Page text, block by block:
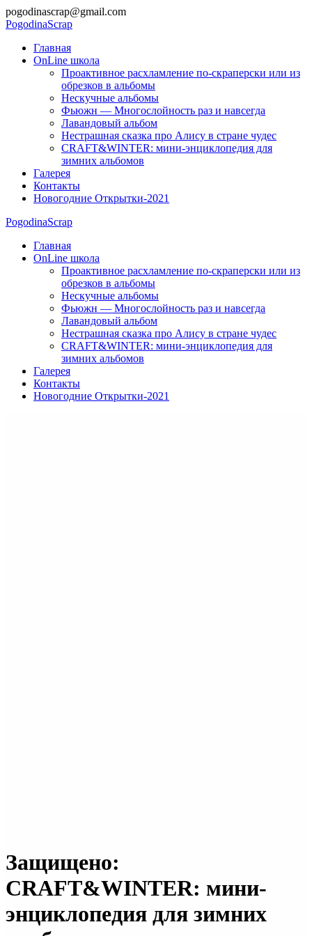
Перейти
к
pogodinascrap@gmail.com
PogodinaScrap
Главная
OnLine школа
Проактивное расхламление по-скраперски или из
обрезков в альбомы
Нескучные альбомы
Фьюжн — Многослойность раз и навсегда
Лавандовый альбом
Нестрашная сказка про Алису в стране чудес
CRAFT&WINTER: мини-энциклопедия для
зимних альбомов
Галерея
Контакты
Новогодние Открытки-2021
PogodinaScrap
Главная
OnLine школа
Проактивное расхламление по-скраперски или из
обрезков в альбомы
Нескучные альбомы
Фьюжн — Многослойность раз и навсегда
Лавандовый альбом
Нестрашная сказка про Алису в стране чудес
CRAFT&WINTER: мини-энциклопедия для
зимних альбомов
Галерея
Контакты
Новогодние Открытки-2021
Защищено:
CRAFT&WINTER: мини-
энциклопедия для зимних